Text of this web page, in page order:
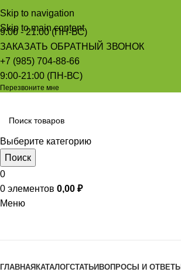
Skip to navigation
Skip to main content
9:00 - 21:00 (ПН-ВС)
ЗАКАЗАТЬ ОБРАТНЫЙ ЗВОНОК
+7 (985) 704-88-66
9:00-21:00 (ПН-ВС)
Перезвоните мне
Выберите категорию
Поиск
0
0 элементов 0,00 ₽
Меню
ГЛАВНАЯ КАТАЛОГСТАТЬИ ВОПРОСЫ И ОТВЕТЫ